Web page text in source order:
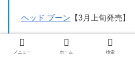
ヘッド ブーン 【3月上旬発売】
メニュー ホーム 検索